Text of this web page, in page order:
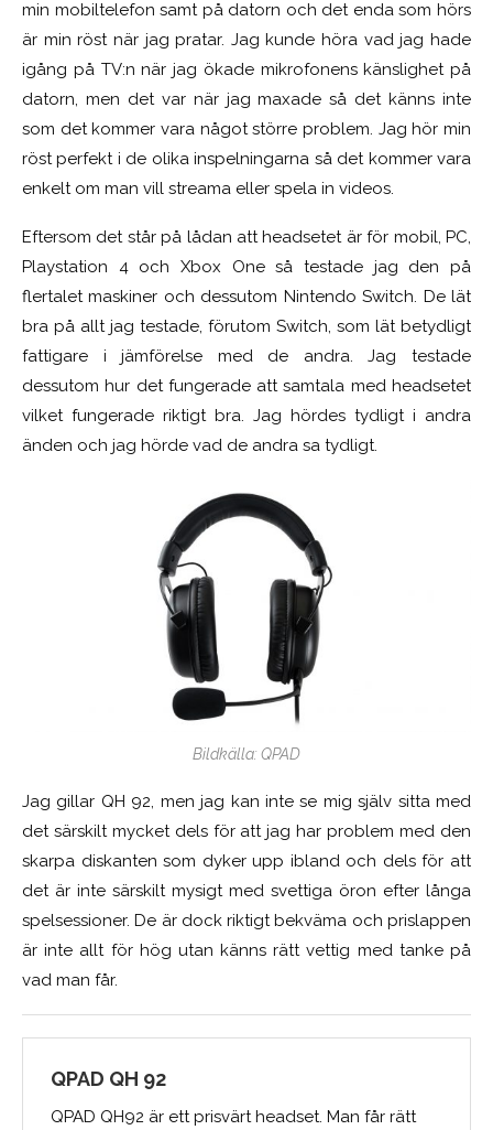
min mobiltelefon samt på datorn och det enda som hörs
är min röst när jag pratar. Jag kunde höra vad jag hade
igång på TV:n när jag ökade mikrofonens känslighet på
datorn, men det var när jag maxade så det känns inte
som det kommer vara något större problem. Jag hör min
röst perfekt i de olika inspelningarna så det kommer vara
enkelt om man vill streama eller spela in videos.
Eftersom det står på lådan att headsetet är för mobil, PC,
Playstation 4 och Xbox One så testade jag den på
flertalet maskiner och dessutom Nintendo Switch. De lät
bra på allt jag testade, förutom Switch, som lät betydligt
fattigare i jämförelse med de andra. Jag testade
dessutom hur det fungerade att samtala med headsetet
vilket fungerade riktigt bra. Jag hördes tydligt i andra
änden och jag hörde vad de andra sa tydligt.
Bildkälla: QPAD
Jag gillar QH 92, men jag kan inte se mig själv sitta med
det särskilt mycket dels för att jag har problem med den
skarpa diskanten som dyker upp ibland och dels för att
det är inte särskilt mysigt med svettiga öron efter långa
spelsessioner. De är dock riktigt bekväma och prislappen
är inte allt för hög utan känns rätt vettig med tanke på
vad man får.
QPAD QH 92
QPAD QH92 är ett prisvärt headset. Man får rätt